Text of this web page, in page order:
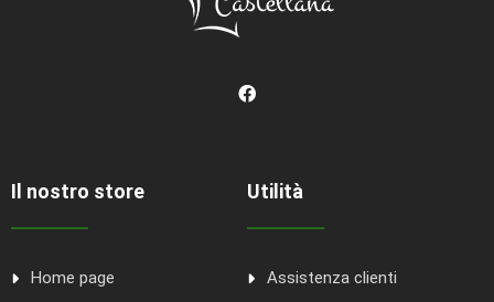
Il nostro store
Home page
Utilità
Assistenza clienti